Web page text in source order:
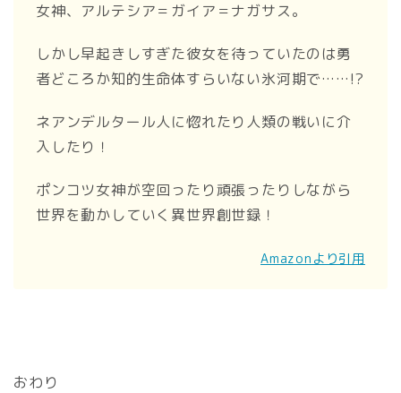
女神、アルテシア＝ガイア＝ナガサス。
しかし早起きしすぎた彼女を待っていたのは勇
者どころか知的生命体すらいない氷河期で……!?
ネアンデルタール人に惚れたり人類の戦いに介
入したり！
ポンコツ女神が空回ったり頑張ったりしながら
世界を動かしていく異世界創世録！
Amazonより引用
おわり